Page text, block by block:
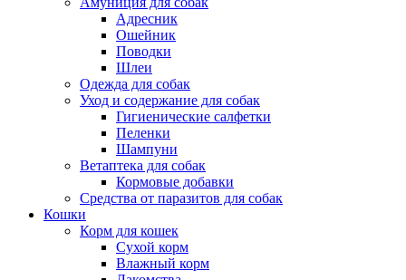
Адресник
Ошейник
Поводки
Шлеи
Одежда для собак
Уход и содержание для собак
Гигиенические салфетки
Пеленки
Шампуни
Ветаптека для собак
Кормовые добавки
Средства от паразитов для собак
Кошки
Корм для кошек
Сухой корм
Влажный корм